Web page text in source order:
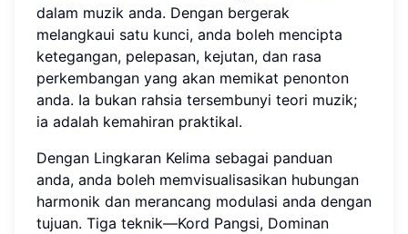
dalam muzik anda. Dengan bergerak
melangkaui satu kunci, anda boleh mencipta
ketegangan, pelepasan, kejutan, dan rasa
perkembangan yang akan memikat penonton
anda. Ia bukan rahsia tersembunyi teori muzik;
ia adalah kemahiran praktikal.
Dengan Lingkaran Kelima sebagai panduan
anda, anda boleh memvisualisasikan hubungan
harmonik dan merancang modulasi anda dengan
tujuan. Tiga teknik—Kord Pangsi, Dominan